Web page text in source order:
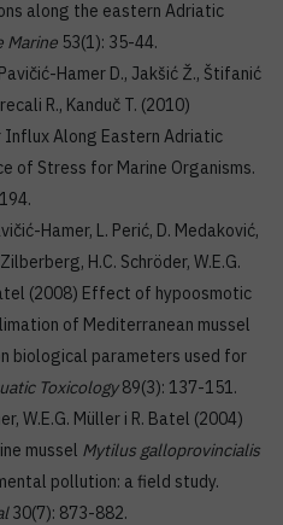
along the eastern Adriatic
Marine 53(1): 35-44.
Hamer D., Jakšić Ž., Štifanić
R., Kanduč T. (2010)
Along Eastern Adriatic
of Stress for Marine Organisms.
Hamer, L. Perić, D. Medaković,
H.C. Schröder, W.E.G.
(2008) Effect of hypoosmotic
of Mediterranean mussel
biological parameters used for
Toxicology89(3): 137-151.
W.E.G. Müller i R. Batel (2004)
mussel Mytilus galloprovincialis
pollution: a field study.
30(7): 873-882.